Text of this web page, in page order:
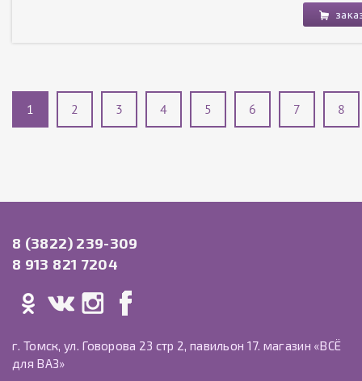
1 2 3 4 5 6 7 8
8 (3822) 239-309
8 913 821 7204
г. Томск, ул. Говорова 23 стр 2, павильон 17. магазин «ВСЁ
для ВАЗ»